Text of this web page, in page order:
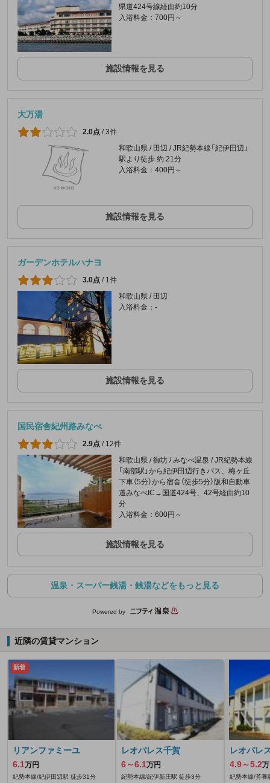
県道424号線経由約10分
入浴料金：700円～
施設情報を見る
大万湯
2.0点 /3件
和歌山県 / 田辺 / JR紀勢本線「紀伊田辺」
駅より徒歩 約 21分
入浴料金：400円～
施設情報を見る
ガーデンホテルハナヨ
3.0点 / 1件
和歌山県 / 田辺
入浴料金：-
施設情報を見る
国民宿舎紀州路みなべ
2.9点 / 12件
和歌山県 / 御坊 / みなべ温泉 / JR紀勢本線
「南部駅」から紀伊田辺行きバス、梅ヶ丘
下車（5分）から宿舎（徒歩5分）阪和自動車
道みなべIC→国道424号、42号経由約10
分
入浴料金：600円～
施設情報を見る
温泉・スーパー銭湯・銭湯などをもっと見る
Powered by
近隣の賃貸マンション
新着
リアンファミーユ
6.1万円
紀勢本線/紀伊田辺駅 徒歩31分
レオパレス千賀
6～6.1万円
紀勢本線/紀伊新庄駅 徒歩3分
レオパレ
4.9～5.2
紀勢本線/芳養